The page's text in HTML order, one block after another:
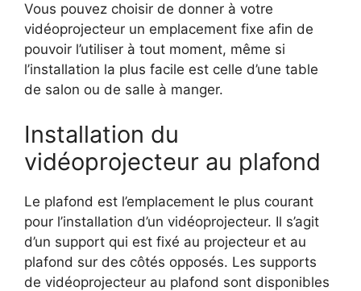
Vous pouvez choisir de donner à votre
vidéoprojecteur un emplacement fixe afin de
pouvoir l’utiliser à tout moment, même si
l’installation la plus facile est celle d’une table
de salon ou de salle à manger.
Installation du
vidéoprojecteur au plafond
Le plafond est l’emplacement le plus courant
pour l’installation d’un vidéoprojecteur. Il s’agit
d’un support qui est fixé au projecteur et au
plafond sur des côtés opposés. Les supports
de vidéoprojecteur au plafond sont disponibles